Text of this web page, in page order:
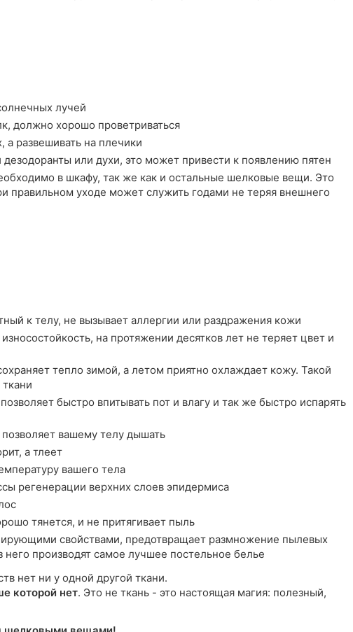
лучей
должно хорошо проветриваться
а развешивать на плечики
дезодоранты или духи, это может привести к появлению пятен
в шкафу, так же как и остальные шелковые вещи. Это
правильном уходе может служить годами не теряя внешнего
к телу, не вызывает аллергии или раздражения кожи
на протяжении десятков лет не теряет цвет и
тепло зимой, а летом приятно охлаждает кожу. Такой
быстро впитывать пот и влагу и так же быстро испарять
вашему телу дышать
а тлеет
вашего тела
регенерации верхних слоев эпидермиса
тянется, и не притягивает пыль
свойствами, предотвращает размножение пылевых
него производят самое лучшее постельное белье
нет ни у одной другой ткани.
которой нет. Это не ткань - это настоящая магия: полезный,